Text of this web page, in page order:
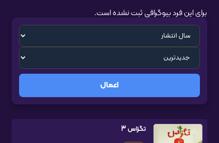
برای این فرد بیوگرافی ثبت نشده است.
اعمال
تگزاس 3